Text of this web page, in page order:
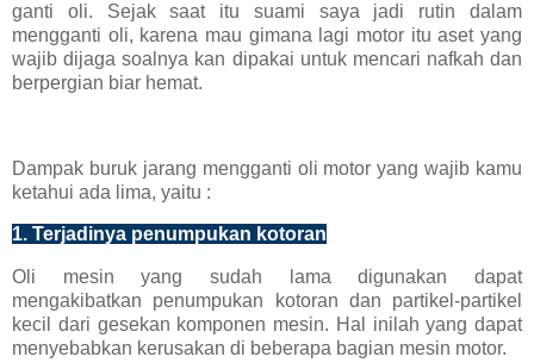
ganti oli. Sejak saat itu suami saya jadi rutin dalam
mengganti oli, karena mau gimana lagi motor itu aset yang
wajib dijaga soalnya kan dipakai untuk mencari nafkah dan
berpergian biar hemat.
Dampak buruk jarang mengganti oli motor yang wajib kamu
ketahui ada lima, yaitu :
1. Terjadinya penumpukan kotoran
Oli mesin yang sudah lama digunakan dapat
mengakibatkan penumpukan kotoran dan partikel-partikel
kecil dari gesekan komponen mesin. Hal inilah yang dapat
menyebabkan kerusakan di beberapa bagian mesin motor.